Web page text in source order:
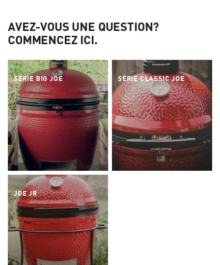
AVEZ-VOUS UNE QUESTION?
COMMENCEZ ICI.
SÉRIE BIG JOE SÉRIE CLASSIC JOE
JOE JR